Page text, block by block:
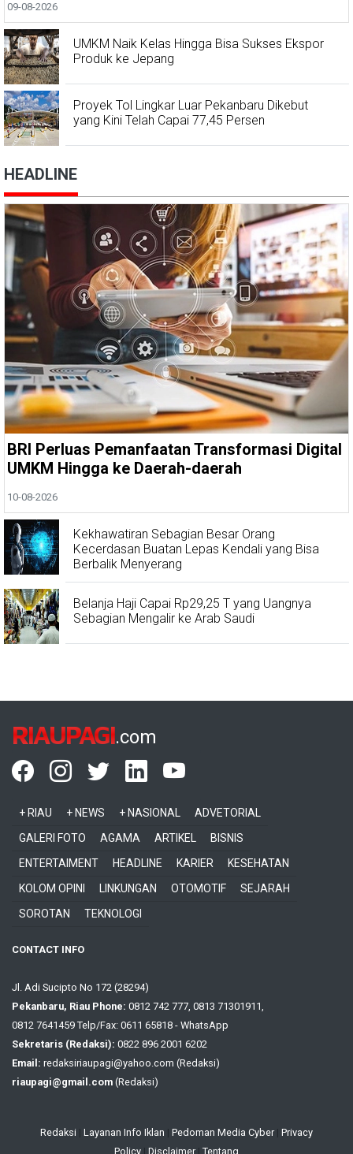
09-08-2026
UMKM Naik Kelas Hingga Bisa Sukses Ekspor
Produk ke Jepang
Proyek Tol Lingkar Luar Pekanbaru Dikebut
yang Kini Telah Capai 77,45 Persen
HEADLINE
BRI Perluas Pemanfaatan Transformasi Digital
UMKM Hingga ke Daerah-daerah
10-08-2026
Kekhawatiran Sebagian Besar Orang
Kecerdasan Buatan Lepas Kendali yang Bisa
Berbalik Menyerang
Belanja Haji Capai Rp29,25 T yang Uangnya
Sebagian Mengalir ke Arab Saudi
RIAUPAGI.com
+ RIAU + NEWS + NASIONAL
ADVETORIAL
GALERI FOTO
AGAMA ARTIKEL
BISNIS
ENTERTAIMENT
HEADLINE KARIER
KESEHATAN
KOLOM OPINI
LINKUNGAN OTOMOTIF
SEJARAH
SOROTAN
TEKNOLOGI
CONTACT INFO
Jl. Adi Sucipto No 172 (28294)
Pekanbaru, Riau Phone: 0812 742 777, 0813 71301911,
0812 7641459 Telp/Fax: 0611 65818 - WhatsApp
Sekretaris (Redaksi): 0822 896 2001 6202
Email: redaksiriaupagi@yahoo.com (Redaksi)
riaupagi@gmail.com (Redaksi)
Redaksi Layanan Info Iklan Pedoman Media Cyber Privacy
Policy Disclaimer Tentang